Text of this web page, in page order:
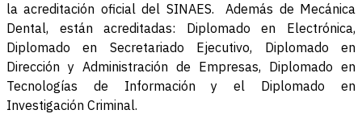
la acreditación oficial del SINAES. Además de Mecánica
Dental, están acreditadas: Diplomado en Electrónica,
Diplomado en Secretariado Ejecutivo, Diplomado en
Dirección y Administración de Empresas, Diplomado en
Tecnologías de Información y el Diplomado en
Investigación Criminal.